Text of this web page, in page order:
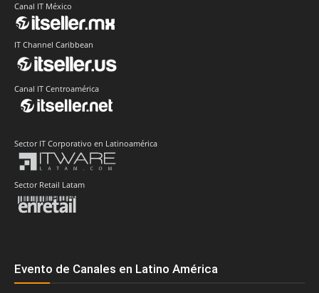
Canal IT México
IT Channel Caribbean
Canal IT Centroamérica
Sector IT Corporativo en Latinoamérica
Sector Retail Latam
Evento de Canales en Latino América